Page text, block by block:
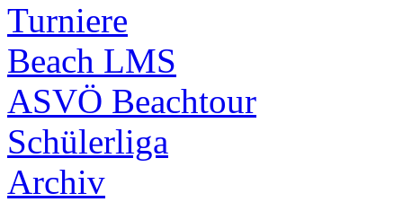
Turniere
Beach LMS
ASVÖ Beachtour
Schülerliga
Archiv